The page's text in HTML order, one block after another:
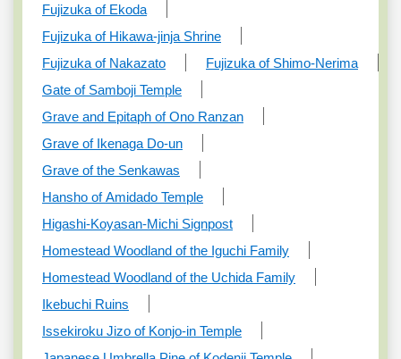
Fujizuka of Ekoda
Fujizuka of Hikawa-jinja Shrine
Fujizuka of Nakazato
Fujizuka of Shimo-Nerima
Gate of Samboji Temple
Grave and Epitaph of Ono Ranzan
Grave of Ikenaga Do-un
Grave of the Senkawas
Hansho of Amidado Temple
Higashi-Koyasan-Michi Signpost
Homestead Woodland of the Iguchi Family
Homestead Woodland of the Uchida Family
Ikebuchi Ruins
Issekiroku Jizo of Konjo-in Temple